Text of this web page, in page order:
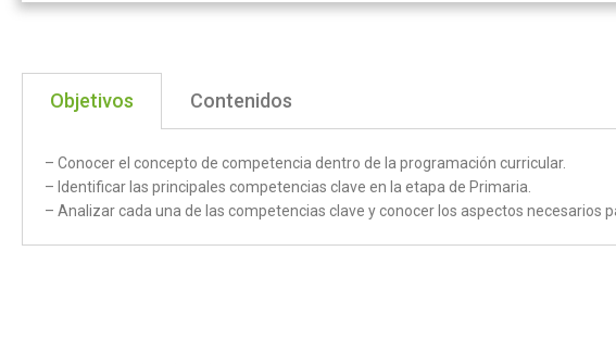
Objetivos Contenidos
– Conocer el concepto de competencia dentro de la programación curricular.
– Identificar las principales competencias clave en la etapa de Primaria.
– Analizar cada una de las competencias clave y conocer los aspectos necesarios